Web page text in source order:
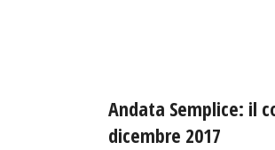
Andata Semplice: il
dicembre 2017